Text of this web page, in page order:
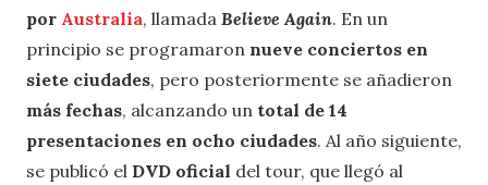
por Australia, llamada Believe Again. En un
principio se programaron nueve conciertos en
siete ciudades, pero posteriormente se añadieron
más fechas, alcanzando un total de 14
presentaciones en ocho ciudades. Al año siguiente,
se publicó el DVD oficial del tour, que llegó al